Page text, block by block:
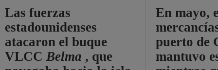
Las fuerzas
estadounidenses
atacaron el buque
VLCCBelma , que
En mayo,
puerto de
mantuvo